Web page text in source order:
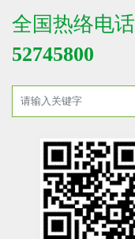
全国热络电话
52745800